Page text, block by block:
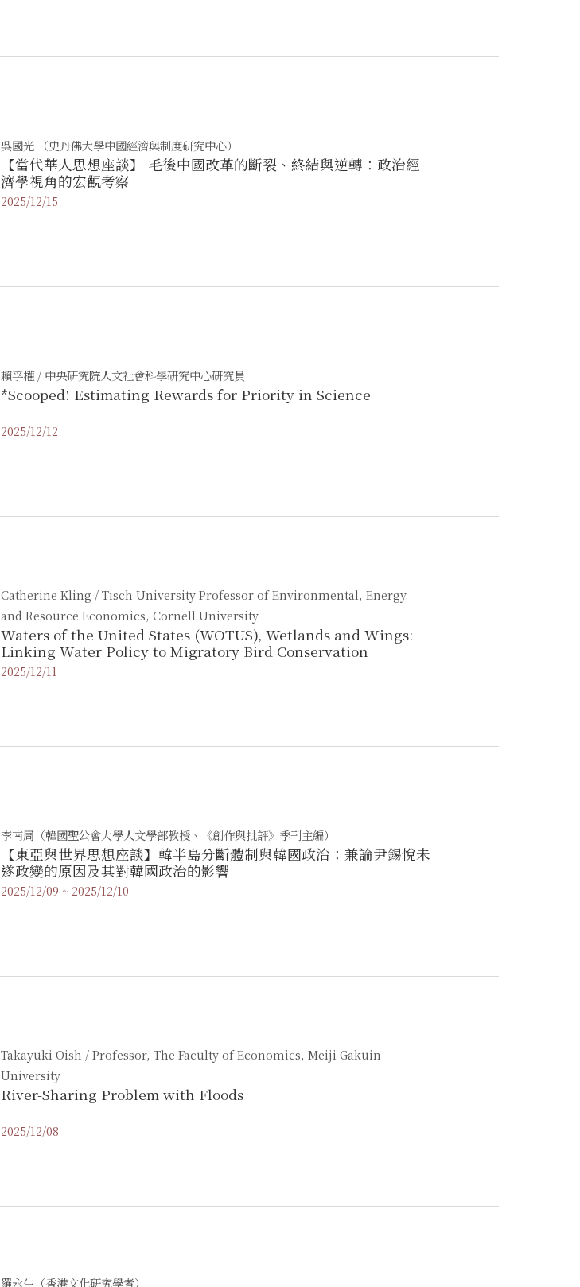
吳國光 （史丹佛大學中國經濟與制度研究中心）
【當代華人思想座談】 毛後中國改革的斷裂、終結與逆轉：政治經
濟學視角的宏觀考察
2025/12/15
賴孚權 / 中央研究院人文社會科學研究中心研究員
*Scooped! Estimating Rewards for Priority in Science
2025/12/12
Catherine Kling / Tisch University Professor of Environmental, Energy,
and Resource Economics, Cornell University
Waters of the United States (WOTUS), Wetlands and Wings:
Linking Water Policy to Migratory Bird Conservation
2025/12/11
李南周（韓國聖公會大學人文學部教授、《創作與批評》季刊主編）
【東亞與世界思想座談】韓半島分斷體制與韓國政治：兼論尹錫悅未
遂政變的原因及其對韓國政治的影響
2025/12/09 ~ 2025/12/10
Takayuki Oish / Professor, The Faculty of Economics, Meiji Gakuin
University
River-Sharing Problem with Floods
2025/12/08
羅永生（香港文化研究學者）